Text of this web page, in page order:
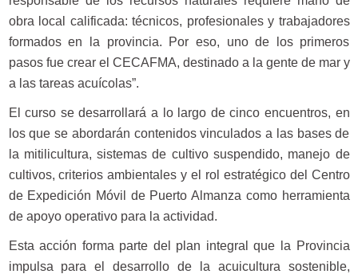
obra local calificada: técnicos, profesionales y trabajadores
formados en la provincia. Por eso, uno de los primeros
pasos fue crear el CECAFMA, destinado a la gente de mar y
a las tareas acuícolas”.
El curso se desarrollará a lo largo de cinco encuentros, en
los que se abordarán contenidos vinculados a las bases de
la mitilicultura, sistemas de cultivo suspendido, manejo de
cultivos, criterios ambientales y el rol estratégico del Centro
de Expedición Móvil de Puerto Almanza como herramienta
de apoyo operativo para la actividad.
Esta acción forma parte del plan integral que la Provincia
impulsa para el desarrollo de la acuicultura sostenible,